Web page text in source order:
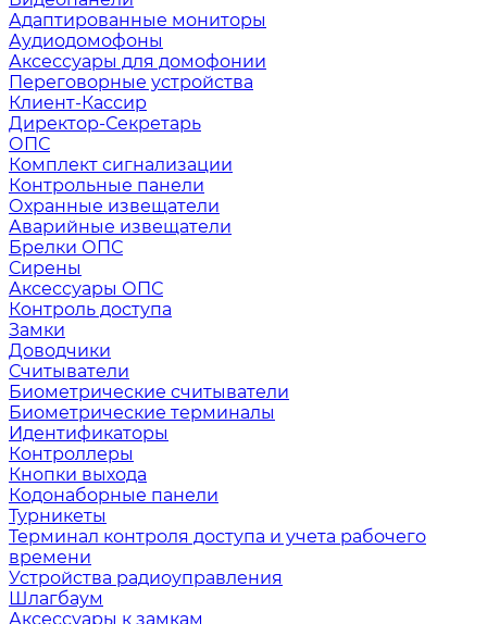
Адаптированные мониторы
Аудиодомофоны
Аксессуары для домофонии
Переговорные устройства
Клиент-Кассир
Директор-Секретарь
ОПС
Комплект сигнализации
Контрольные панели
Охранные извещатели
Аварийные извещатели
Брелки ОПС
Сирены
Аксессуары ОПС
Контроль доступа
Замки
Доводчики
Считыватели
Биометрические считыватели
Биометрические терминалы
Идентификаторы
Контроллеры
Кнопки выхода
Кодонаборные панели
Турникеты
Терминал контроля доступа и учета рабочего
времени
Устройства радиоуправления
Шлагбаум
Аксессуары к замкам